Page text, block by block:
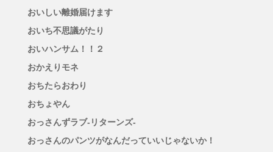
おいしい離婚届けます
おいち不思議がたり
おいハンサム！！２
おかえりモネ
おちたらおわり
おちょやん
おっさんずラブ-リターンズ-
おっさんのパンツがなんだっていいじゃないか！